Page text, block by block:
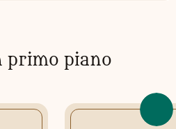
per caso che sembra parlare
che appare nella mente senza
arriva nella vostra vita con una
se la conosceste da sempre. Per
primo piano